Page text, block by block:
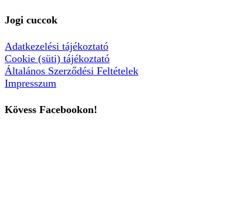
Jogi cuccok
Adatkezelési tájékoztató
Cookie (süti) tájékoztató
Általános Szerződési Feltételek
Impresszum
Kövess Facebookon!